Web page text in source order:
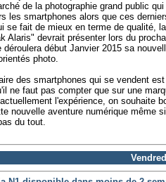
de la photographie grand public
les smartphones alors que ces
se fait de mieux en terme de qualité, la
Alaris" devrait présenter lors du
début Janvier 2015 sa
photo.
des smartphones qui se vendent est
ne faut pas compter que sur une
l'expérience, on souhaite
nouvelle aventure numérique même
du tout.